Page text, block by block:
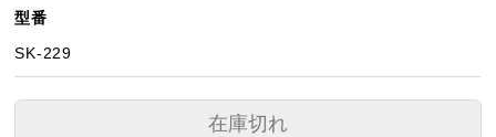
型番
SK-229
在庫切れ